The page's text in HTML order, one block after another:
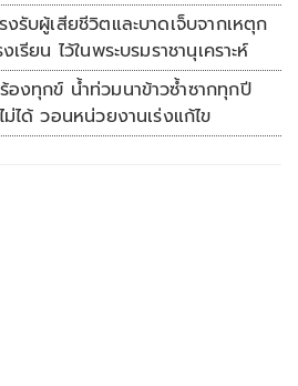
รับผู้เสียชีวิตและบาดเจ็บจากเหตุก
เรียน ไว้ในพระบรมราชานุเคราะห์
องทุกข์ น้ำท่วมนาข้าวซ้ำซากทุกปี
ม่ได้ วอนหน่วยงานเร่งแก้ไข